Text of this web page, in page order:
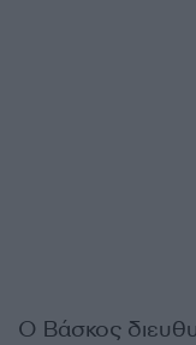
Ο Βάσκος